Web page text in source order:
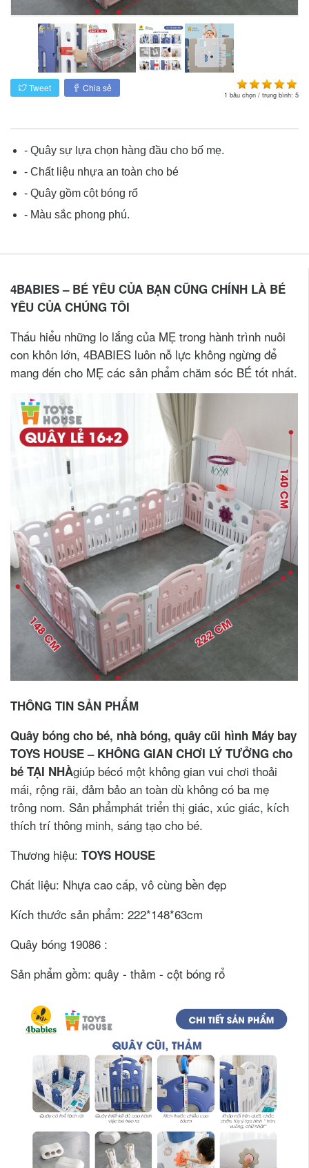
1 bầu chọn / trung bình: 5
Tweet Chia sẻ
- Quây sự lựa chọn hàng đầu cho bố mẹ.
- Chất liệu nhựa an toàn cho bé
- Quây gồm cột bóng rổ
- Màu sắc phong phú.
4BABIES – BÉ YÊU CỦA BẠN CŨNG CHÍNH LÀ BÉ
YÊU CỦA CHÚNG TÔI
Thấu hiểu những lo lắng của MẸ trong hành trình nuôi
con khôn lớn, 4BABIES luôn nỗ lực không ngừng để
mang đến cho MẸ các sản phẩm chăm sóc BÉ tốt nhất.
THÔNG TIN SẢN PHẨM
Quây bóng cho bé, nhà bóng, quây cũi hình Máy bay
TOYS HOUSE – KHÔNG GIAN CHƠI LÝ TƯỞNG cho
bé TẠI NHÀgiúp bécó một không gian vui chơi thoải
mái, rộng rãi, đảm bảo an toàn dù không có ba mẹ
trông nom. Sản phẩmphát triển thị giác, xúc giác, kích
thích trí thông minh, sáng tạo cho bé.
Thương hiệu: TOYS HOUSE
Chất liệu: Nhựa cao cấp, vô cùng bền đẹp
Kích thước sản phẩm: 222*148*63cm
Quây bóng 19086 :
Sản phẩm gồm: quây - thảm - cột bóng rổ